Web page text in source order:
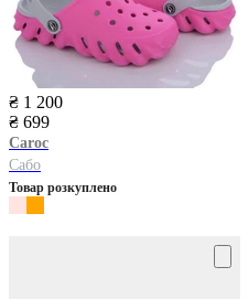
₴ 1 200
₴ 699
Caroc
Сабо
Товар розкуплено